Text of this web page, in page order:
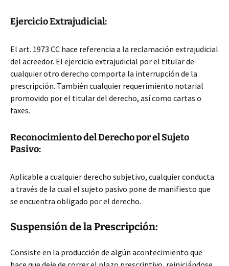
Ejercicio Extrajudicial:
El art. 1973 CC hace referencia a la reclamación extrajudicial
del acreedor. El ejercicio extrajudicial por el titular de
cualquier otro derecho comporta la interrupción de la
prescripción. También cualquier requerimiento notarial
promovido por el titular del derecho, así como cartas o
faxes.
Reconocimiento del Derecho por el Sujeto
Pasivo:
Aplicable a cualquier derecho subjetivo, cualquier conducta
a través de la cual el sujeto pasivo pone de manifiesto que
se encuentra obligado por el derecho.
Suspensión de la Prescripción:
Consiste en la producción de algún acontecimiento que